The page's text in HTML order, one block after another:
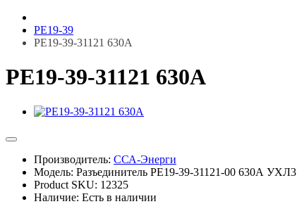
РЕ19-39
РЕ19-39-31121 630А
РЕ19-39-31121 630А
Производитель: ССА-Энерги
Модель: Разъединитель РЕ19-39-31121-00 630А УХЛ3
Product SKU: 12325
Наличие: Есть в наличии